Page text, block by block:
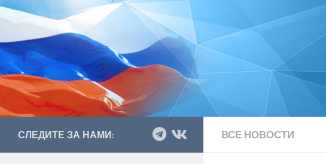
ВСЕ НОВОСТИ
СЛЕДИТЕ ЗА НАМИ: